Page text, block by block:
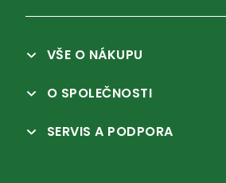
VŠE O NÁKUPU
O SPOLEČNOSTI
SERVIS A PODPORA